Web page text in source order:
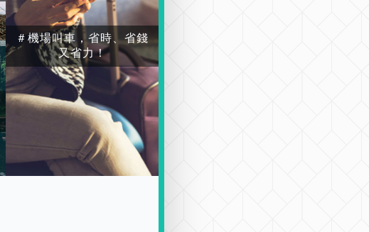
＃機場叫車，省時、省錢
又省力！